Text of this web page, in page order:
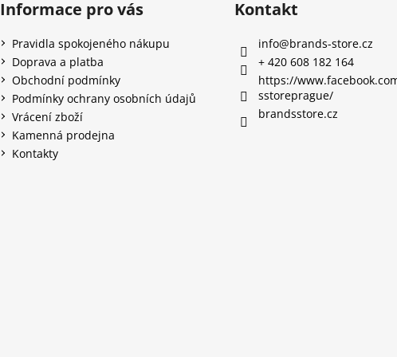
Informace pro vás
Pravidla spokojeného nákupu
Doprava a platba
Obchodní podmínky
Podmínky ochrany osobních údajů
Vrácení zboží
Kamenná prodejna
Kontakty
Kontakt
info@brands-store.cz
+ 420 608 182 164
https://
sstoreprague/
brandsstore.cz